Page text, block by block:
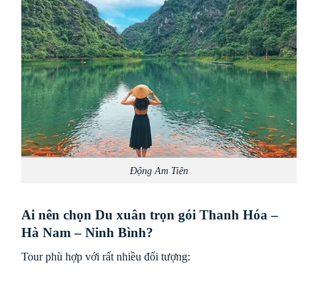
Động Am Tiên
Ai nên chọn Du xuân trọn gói Thanh Hóa –
Hà Nam – Ninh Bình?
Tour phù hợp với rất nhiều đối tượng: